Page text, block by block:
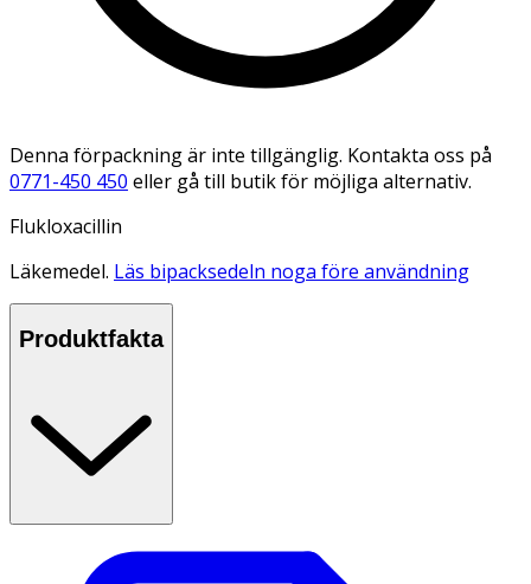
Denna förpackning är inte tillgänglig. Kontakta oss på
0771-450 450 eller gå till butik för möjliga alternativ.
Flukloxacillin
Läkemedel. Läs bipacksedeln noga före användning
Produktfakta